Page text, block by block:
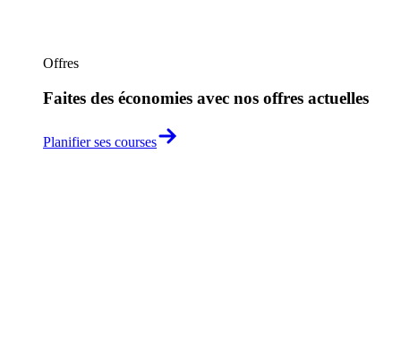
Offres
Faites des économies avec nos offres actuelles
Planifier ses courses